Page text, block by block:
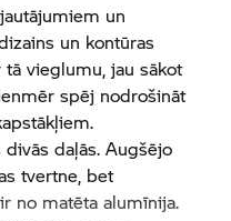
un
un kontūras
vieglumu, jau sākot
spēj nodrošināt
daļās. Augšējo
tvertne, bet
no matēta alumīnija.